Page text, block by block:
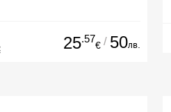
25.57
€ / 50лв.